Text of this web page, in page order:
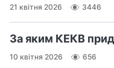
21 квітня 2026 3446
За яким КЕКВ
10 квітня 2026 656